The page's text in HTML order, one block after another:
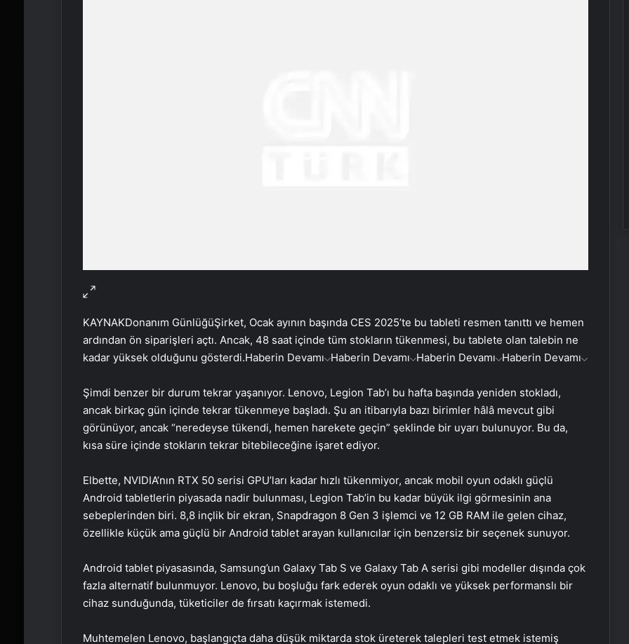
KAYNAKDonanım GünlüğüŞirket, Ocak ayının başında CES 2025’te bu tableti resmen tanıttı ve hemen
ardından ön siparişleri açtı. Ancak, 48 saat içinde tüm stokların tükenmesi, bu tablete olan talebin ne
kadar yüksek olduğunu gösterdi.Haberin Devamı Haberin Devamı Haberin Devamı Haberin Devamı
Şimdi benzer bir durum tekrar yaşanıyor. Lenovo, Legion Tab’ı bu hafta başında yeniden stokladı,
ancak birkaç gün içinde tekrar tükenmeye başladı. Şu an itibarıyla bazı birimler hâlâ mevcut gibi
görünüyor, ancak “neredeyse tükendi, hemen harekete geçin” şeklinde bir uyarı bulunuyor. Bu da,
kısa süre içinde stokların tekrar bitebileceğine işaret ediyor.
Elbette, NVIDIA’nın RTX 50 serisi GPU’ları kadar hızlı tükenmiyor, ancak mobil oyun odaklı güçlü
Android tabletlerin piyasada nadir bulunması, Legion Tab’in bu kadar büyük ilgi görmesinin ana
sebeplerinden biri. 8,8 inçlik bir ekran, Snapdragon 8 Gen 3 işlemci ve 12 GB RAM ile gelen cihaz,
özellikle küçük ama güçlü bir Android tablet arayan kullanıcılar için benzersiz bir seçenek sunuyor.
Android tablet piyasasında, Samsung’un Galaxy Tab S ve Galaxy Tab A serisi gibi modeller dışında çok
fazla alternatif bulunmuyor. Lenovo, bu boşluğu fark ederek oyun odaklı ve yüksek performanslı bir
cihaz sunduğunda, tüketiciler de fırsatı kaçırmak istemedi.
Muhtemelen Lenovo, başlangıçta daha düşük miktarda stok üreterek talepleri test etmek istemiş